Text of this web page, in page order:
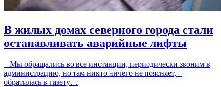
В жилых домах северного города стали
останавливать аварийные лифты
– Мы обращались во все инстанции, периодически звоним в
администрацию, но там никто ничего не поясняет, –
обратилась в газету…